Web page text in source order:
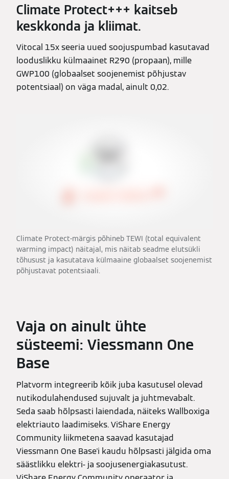
Climate Protect+++ kaitseb
keskkonda ja kliimat.
Vitocal 15x seeria uued soojuspumbad kasutavad
looduslikku külmaainet R290 (propaan), mille
GWP100 (globaalset soojenemist põhjustav
potentsiaal) on väga madal, ainult 0,02.
Climate Protect-märgis põhineb TEWI (total equivalent
warming impact) näitajal, mis näitab seadme elutsükli
tõhusust ja kasutatava külmaaine globaalset soojenemist
põhjustavat potentsiaali.
Vaja on ainult ühte
süsteemi: Viessmann One
Base
Platvorm integreerib kõik juba kasutusel olevad
nutikodulahendused sujuvalt ja juhtmevabalt.
Seda saab hõlpsasti laiendada, näiteks Wallboxiga
elektriauto laadimiseks. ViShare Energy
Community liikmetena saavad kasutajad
Viessmann One Base'i kaudu hõlpsasti jälgida oma
säästlikku elektri- ja soojusenergiakasutust.